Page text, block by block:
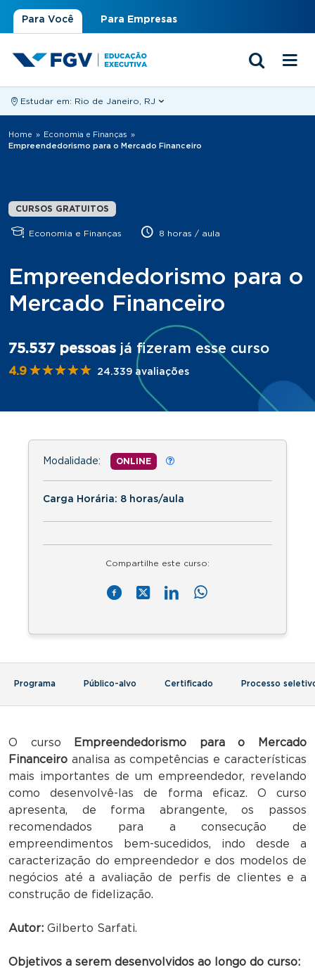
Para Você Para Empresas
Estudar em: Rio de Janeiro, RJ
Você está aqui
Home » Economia e Finanças
»
Empreendedorismo para o Mercado Financeiro
CURSOS GRATUITOS
Economia e Finanças 8 horas / aula
Empreendedorismo para o
Mercado Financeiro
75.537 pessoas já fizeram esse curso
4.9 ★★★★★
★★★★★ 24.339 avaliações
Modalidade: ONLINE
Carga Horária: 8 horas/aula
Compartilhe este curso:
Programa Público-alvo Certificado Processo
O curso
Empreendedorismo para o Mercado
Financeiro analisa as competências e características
mais importantes de um empreendedor, revelando
como desenvolvê-las de forma eficaz. O curso
apresenta, de forma abrangente, os passos
recomendados para a consecução de
empreendimentos bem-sucedidos, indo desde a
caracterização do empreendedor e dos modelos de
negócios até a avaliação de perfis de clientes e a
construção de fidelização.
Autor: Gilberto Sarfati.
Objetivos a serem desenvolvidos ao longo do curso: